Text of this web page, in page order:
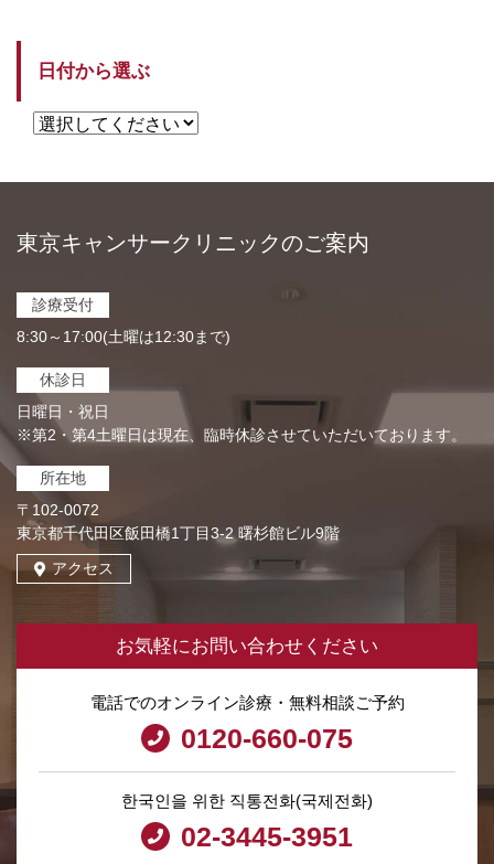
日付から選ぶ
東京キャンサークリニックのご案内
診療受付
8:30～17:00(土曜は12:30まで)
休診日
日曜日・祝日
※第2・第4土曜日は現在、臨時休診させていただいております。
所在地
〒102-0072
東京都千代田区飯田橋1丁目3-2 曙杉館ビル9階
アクセス
お気軽にお問い合わせください
電話でのオンライン診療・無料相談ご予約
0120-660-075
한국인을 위한 직통전화(국제전화)
02-3445-3951